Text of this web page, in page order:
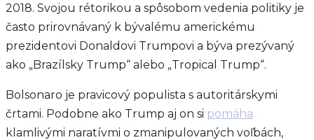
2018. Svojou rétorikou a spôsobom vedenia politiky je
často prirovnávaný k bývalému americkému
prezidentovi Donaldovi Trumpovi a býva prezývaný
ako „Brazílsky Trump“ alebo „Tropical Trump“.
Bolsonaro je pravicový populista s autoritárskymi
črtami. Podobne ako Trump aj on si pomáha
klamlivými naratívmi o zmanipulovaných voľbách,